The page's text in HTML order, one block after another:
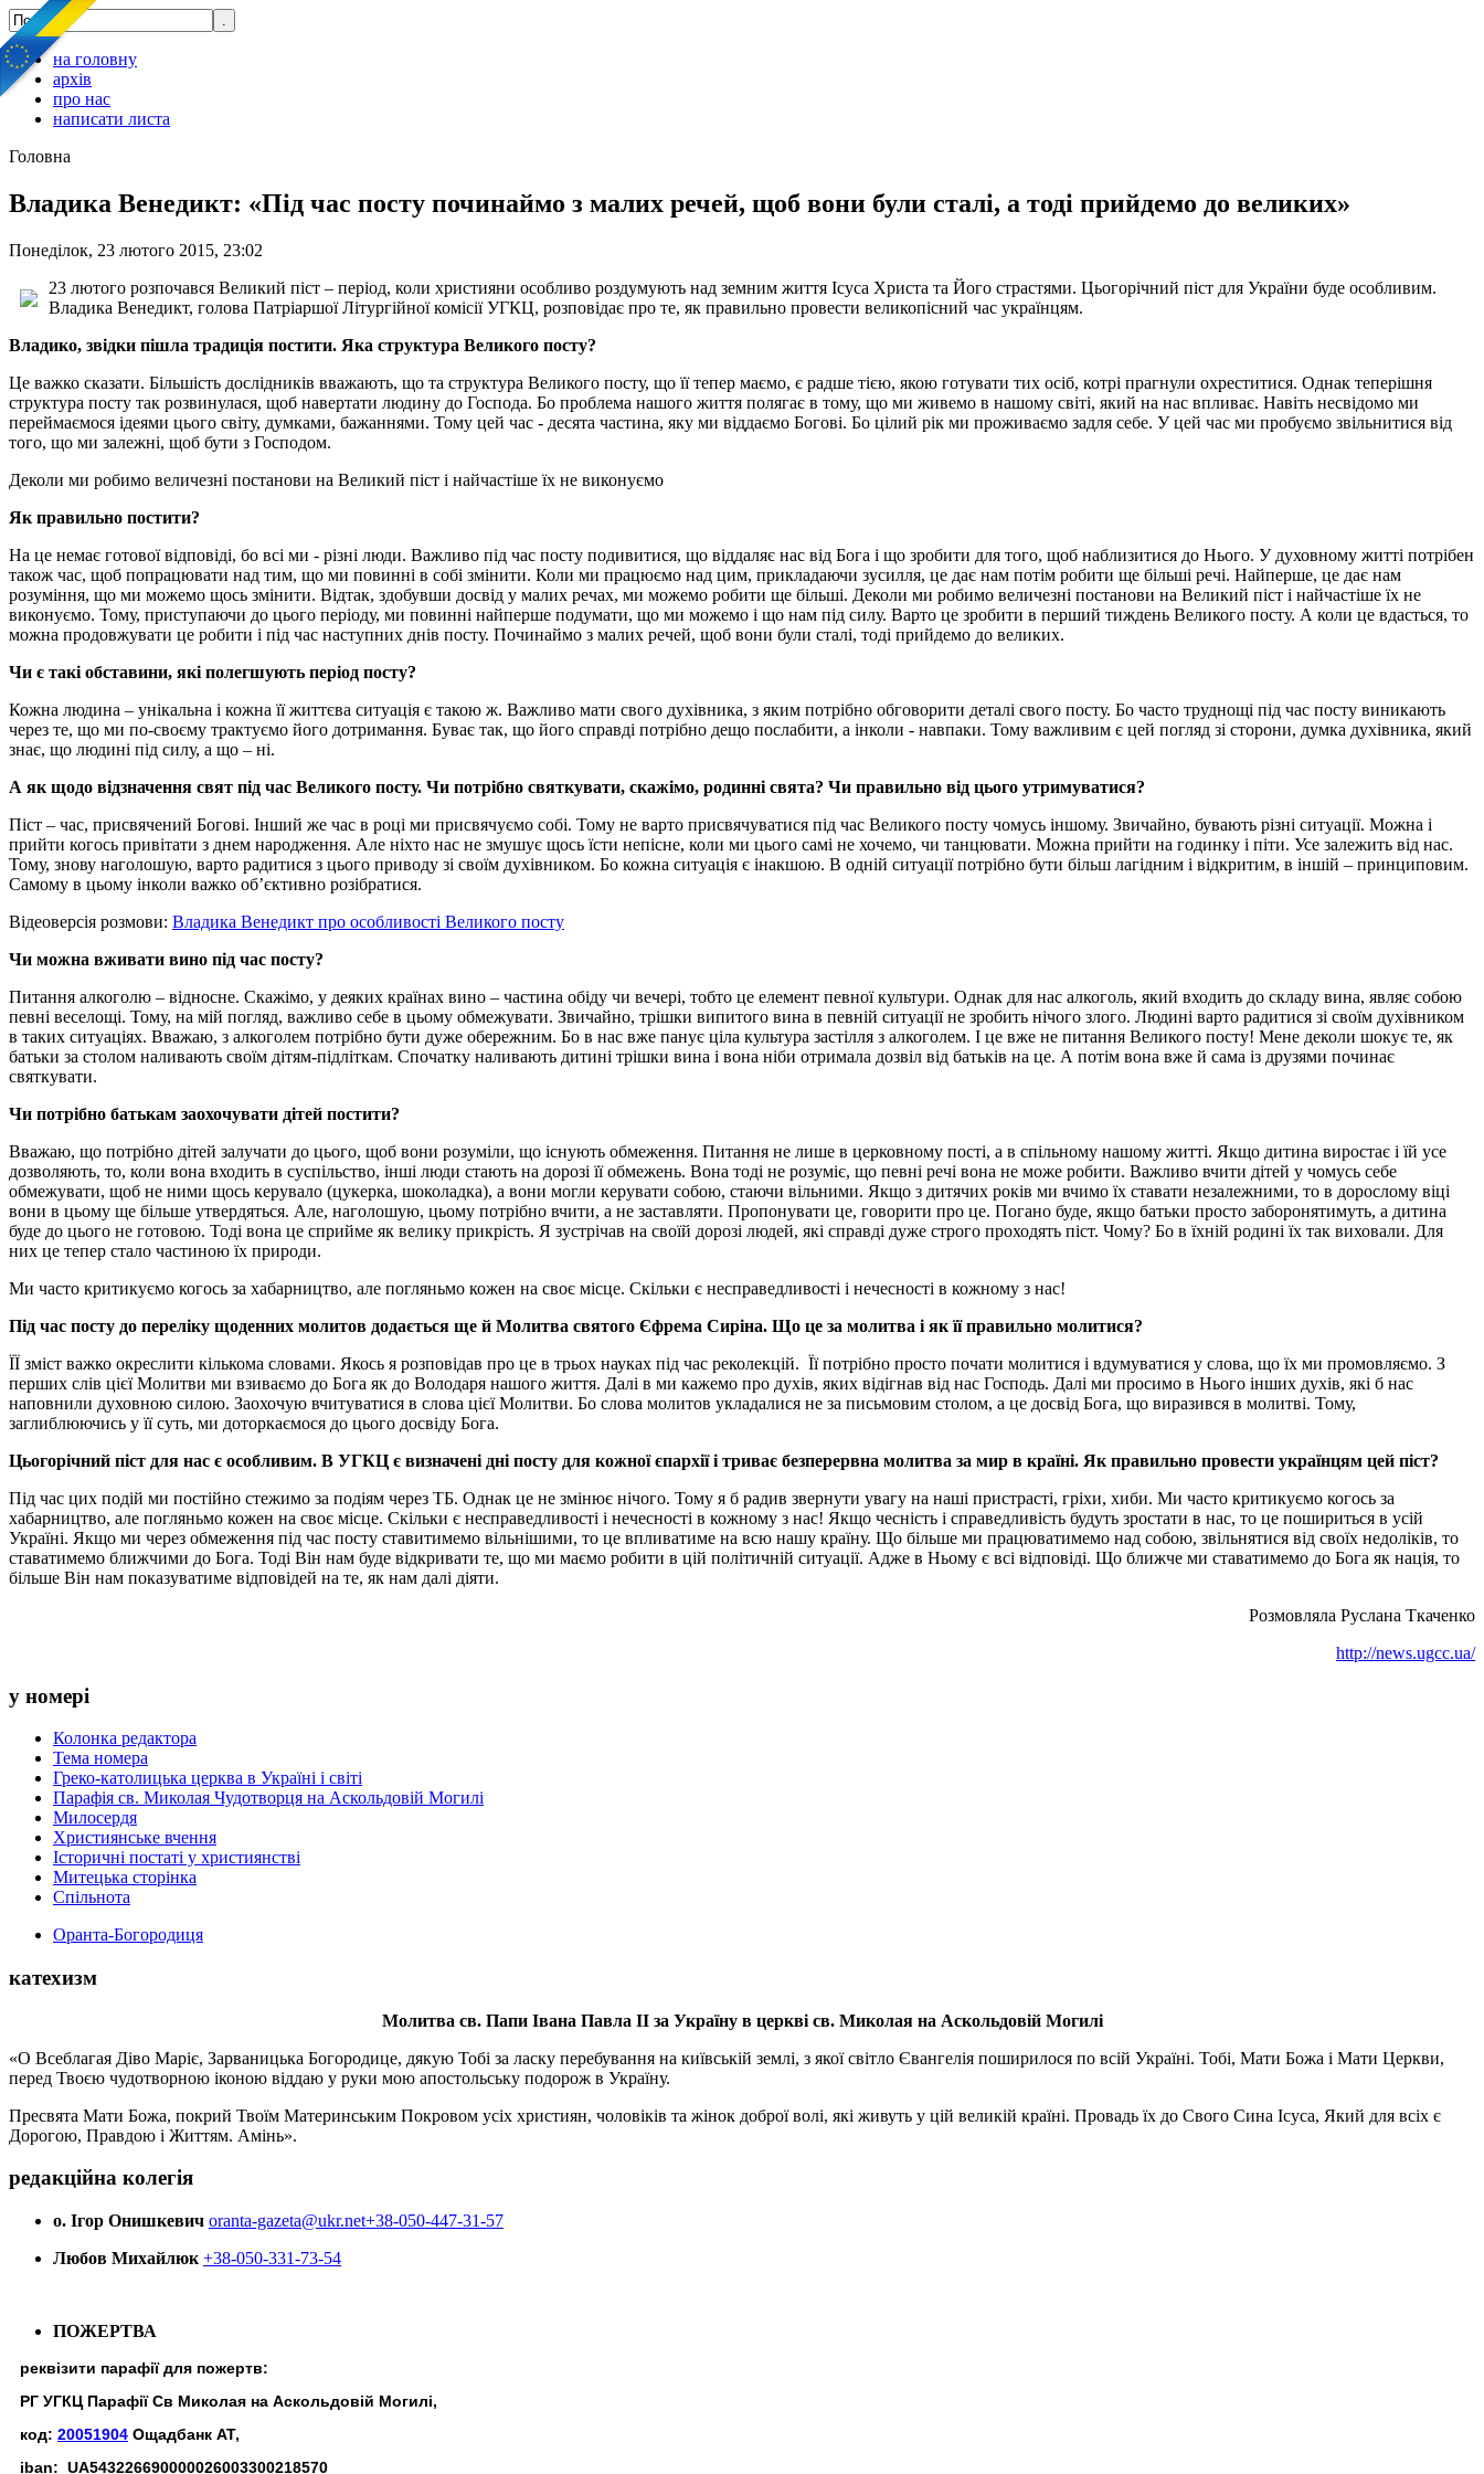
на головну
архів
про нас
написати листа
Головна
Владика Венедикт: «Під час посту починаймо з малих речей, щоб вони були сталі, а тоді прийдемо до великих»
Понеділок, 23 лютого 2015, 23:02
23 лютого розпочався Великий піст – період, коли християни особливо роздумують над земним життя Ісуса Христа та Його страстями. Цьогорічний піст для України буде особливим.
Владика Венедикт, голова Патріаршої Літургійної комісії УГКЦ, розповідає про те, як правильно провести великопісний час українцям.
Владико, звідки пішла традиція постити. Яка структура Великого посту?
Це важко сказати. Більшість дослідників вважають, що та структура Великого посту, що її тепер маємо, є радше тією, якою готувати тих осіб, котрі прагнули охреститися. Однак теперішня
структура посту так розвинулася, щоб навертати людину до Господа. Бо проблема нашого життя полягає в тому, що ми живемо в нашому світі, який на нас впливає. Навіть несвідомо ми
переймаємося ідеями цього світу, думками, бажаннями. Тому цей час - десята частина, яку ми віддаємо Богові. Бо цілий рік ми проживаємо задля себе. У цей час ми пробуємо звільнитися від
того, що ми залежні, щоб бути з Господом.
Деколи ми робимо величезні постанови на Великий піст і найчастіше їх не виконуємо
Як правильно постити?
На це немає готової відповіді, бо всі ми - різні люди. Важливо під час посту подивитися, що віддаляє нас від Бога і що зробити для того, щоб наблизитися до Нього. У духовному житті потрібен
також час, щоб попрацювати над тим, що ми повинні в собі змінити. Коли ми працюємо над цим, прикладаючи зусилля, це дає нам потім робити ще більші речі. Найперше, це дає нам
розуміння, що ми можемо щось змінити. Відтак, здобувши досвід у малих речах, ми можемо робити ще більші. Деколи ми робимо величезні постанови на Великий піст і найчастіше їх не
виконуємо. Тому, приступаючи до цього періоду, ми повинні найперше подумати, що ми можемо і що нам під силу. Варто це зробити в перший тиждень Великого посту. А коли це вдасться, то
можна продовжувати це робити і під час наступних днів посту. Починаймо з малих речей, щоб вони були сталі, тоді прийдемо до великих.
Чи є такі обставини, які полегшують період посту?
Кожна людина – унікальна і кожна її життєва ситуація є такою ж. Важливо мати свого духівника, з яким потрібно обговорити деталі свого посту. Бо часто труднощі під час посту виникають
через те, що ми по-своєму трактуємо його дотримання. Буває так, що його справді потрібно дещо послабити, а інколи - навпаки. Тому важливим є цей погляд зі сторони, думка духівника, який
знає, що людині під силу, а що – ні.
А як щодо відзначення свят під час Великого посту. Чи потрібно святкувати, скажімо, родинні свята? Чи правильно від цього утримуватися?
Піст – час, присвячений Богові. Інший же час в році ми присвячуємо собі. Тому не варто присвячуватися під час Великого посту чомусь іншому. Звичайно, бувають різні ситуації. Можна і
прийти когось привітати з днем народження. Але ніхто нас не змушує щось їсти непісне, коли ми цього самі не хочемо, чи танцювати. Можна прийти на годинку і піти. Усе залежить від нас.
Тому, знову наголошую, варто радитися з цього приводу зі своїм духівником. Бо кожна ситуація є інакшою. В одній ситуації потрібно бути більш лагідним і відкритим, в іншій – принциповим.
Самому в цьому інколи важко об’єктивно розібратися.
Відеоверсія розмови: Владика Венедикт про особливості Великого посту
Чи можна вживати вино під час посту?
Питання алкоголю – відносне. Скажімо, у деяких країнах вино – частина обіду чи вечері, тобто це елемент певної культури. Однак для нас алкоголь, який входить до складу вина, являє собою
певні веселощі. Тому, на мій погляд, важливо себе в цьому обмежувати. Звичайно, трішки випитого вина в певній ситуації не зробить нічого злого. Людині варто радитися зі своїм духівником
в таких ситуаціях. Вважаю, з алкоголем потрібно бути дуже обережним. Бо в нас вже панує ціла культура застілля з алкоголем. І це вже не питання Великого посту! Мене деколи шокує те, як
батьки за столом наливають своїм дітям-підліткам. Спочатку наливають дитині трішки вина і вона ніби отримала дозвіл від батьків на це. А потім вона вже й сама із друзями починає
святкувати.
Чи потрібно батькам заохочувати дітей постити?
Вважаю, що потрібно дітей залучати до цього, щоб вони розуміли, що існують обмеження. Питання не лише в церковному пості, а в спільному нашому житті. Якщо дитина виростає і їй усе
дозволяють, то, коли вона входить в суспільство, інші люди стають на дорозі її обмежень. Вона тоді не розуміє, що певні речі вона не може робити. Важливо вчити дітей у чомусь себе
обмежувати, щоб не ними щось керувало (цукерка, шоколадка), а вони могли керувати собою, стаючи вільними. Якщо з дитячих років ми вчимо їх ставати незалежними, то в дорослому віці
вони в цьому ще більше утвердяться. Але, наголошую, цьому потрібно вчити, а не заставляти. Пропонувати це, говорити про це. Погано буде, якщо батьки просто заборонятимуть, а дитина
буде до цього не готовою. Тоді вона це сприйме як велику прикрість. Я зустрічав на своїй дорозі людей, які справді дуже строго проходять піст. Чому? Бо в їхній родині їх так виховали. Для
них це тепер стало частиною їх природи.
Ми часто критикуємо когось за хабарництво, але погляньмо кожен на своє місце. Скільки є несправедливості і нечесності в кожному з нас!
Під час посту до переліку щоденних молитов додається ще й Молитва святого Єфрема Сиріна. Що це за молитва і як її правильно молитися?
ЇЇ зміст важко окреслити кількома словами. Якось я розповідав про це в трьох науках під час реколекцій. Її потрібно просто почати молитися і вдумуватися у слова, що їх ми промовляємо. З
перших слів цієї Молитви ми взиваємо до Бога як до Володаря нашого життя. Далі в ми кажемо про духів, яких відігнав від нас Господь. Далі ми просимо в Нього інших духів, які б нас
наповнили духовною силою. Заохочую вчитуватися в слова цієї Молитви. Бо слова молитов укладалися не за письмовим столом, а це досвід Бога, що виразився в молитві. Тому,
заглиблюючись у її суть, ми доторкаємося до цього досвіду Бога.
Цьогорічний піст для нас є особливим. В УГКЦ є визначені дні посту для кожної єпархії і триває безперервна молитва за мир в країні. Як правильно провести українцям цей піст?
Під час цих подій ми постійно стежимо за подіям через ТБ. Однак це не змінює нічого. Тому я б радив звернути увагу на наші пристрасті, гріхи, хиби. Ми часто критикуємо когось за
хабарництво, але погляньмо кожен на своє місце. Скільки є несправедливості і нечесності в кожному з нас! Якщо чесність і справедливість будуть зростати в нас, то це пошириться в усій
Україні. Якщо ми через обмеження під час посту ставитимемо вільнішими, то це впливатиме на всю нашу країну. Що більше ми працюватимемо над собою, звільнятися від своїх недоліків, то
ставатимемо ближчими до Бога. Тоді Він нам буде відкривати те, що ми маємо робити в цій політичній ситуації. Адже в Ньому є всі відповіді. Що ближче ми ставатимемо до Бога як нація, то
більше Він нам показуватиме відповідей на те, як нам далі діяти.
Розмовляла Руслана Ткаченко
http://news.ugcc.ua/
у номері
Колонка редактора
Тема номера
Греко-католицька церква в Україні і світі
Парафія св. Миколая Чудотворця на Аскольдовій Могилі
Милосердя
Християнське вчення
Історичні постаті у християнстві
Митецька сторінка
Спільнота
Оранта-Богородиця
катехизм
Молитва св. Папи Івана Павла ІІ за Україну в церкві св. Миколая на Аскольдовій Могилі
«О Всеблагая Діво Маріє, Зарваницька Богородице, дякую Тобі за ласку перебування на київській землі, з якої світло Євангелія поширилося по всій Україні. Тобі, Мати Божа і Мати Церкви,
перед Твоєю чудотворною іконою віддаю у руки мою апостольську подорож в Україну.
Пресвята Мати Божа, покрий Твоїм Материнським Покровом усіх християн, чоловіків та жінок доброї волі, які живуть у цій великій країні. Провадь їх до Свого Сина Ісуса, Який для всіх є
Дорогою, Правдою і Життям. Амінь».
редакційна колегія
о. Ігор Онишкевич oranta-gazeta@ukr.net+38-050-447-31-57
Любов Михайлюк +38-050-331-73-54
ПОЖЕРТВА
реквізити парафії для пожертв:
РГ УГКЦ Парафії Св Миколая на Аскольдовій Могилі,
код: 20051904 Ощадбанк АТ,
iban: UA543226690000026003300218570